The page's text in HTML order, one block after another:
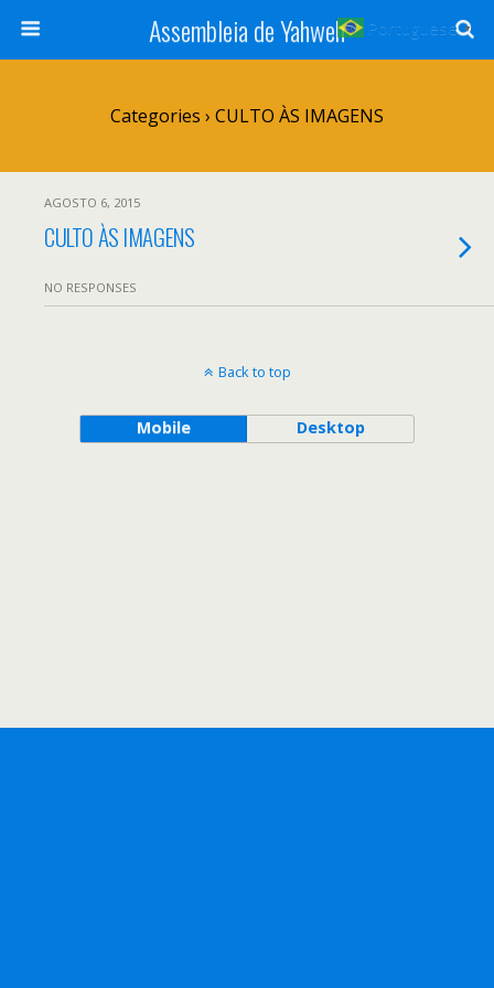
Assembleia de Yahweh
Categories › CULTO ÀS IMAGENS
AGOSTO 6, 2015
CULTO ÀS IMAGENS
NO RESPONSES
Back to top
Mobile Desktop
Portuguese ▼